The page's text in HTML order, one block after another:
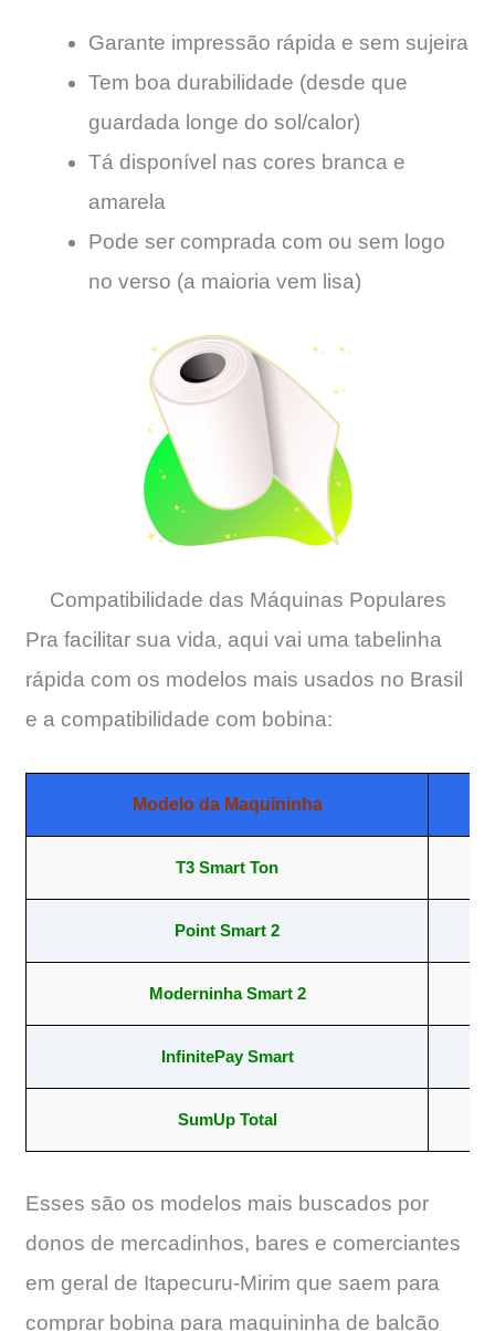
Garante impressão rápida e sem sujeira
Tem boa durabilidade (desde que
guardada longe do sol/calor)
Tá disponível nas cores branca e
amarela
Pode ser comprada com ou sem logo
no verso (a maioria vem lisa)
Compatibilidade das Máquinas Populares
Pra facilitar sua vida, aqui vai uma tabelinha
rápida com os modelos mais usados no Brasil
e a compatibilidade com bobina:
Modelo da Maquininha
T3 Smart Ton
Point Smart 2
Moderninha Smart 2
InfinitePay Smart
SumUp Total
Esses são os modelos mais buscados por
donos de mercadinhos, bares e comerciantes
em geral de Itapecuru-Mirim que saem para
comprar bobina para maquininha de balcão